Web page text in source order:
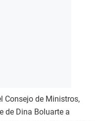
Consejo de Ministros,
de Dina Boluarte a